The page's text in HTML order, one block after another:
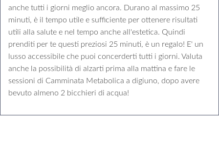
anche tutti i giorni meglio ancora. Durano al massimo 25
minuti, è il tempo utile e sufficiente per ottenere risultati
utili alla salute e nel tempo anche all'estetica. Quindi
prenditi per te questi preziosi 25 minuti, è un regalo! E' un
lusso accessibile che puoi concerderti tutti i giorni. Valuta
anche la possibilità di alzarti prima alla mattina e fare le
sessioni di Camminata Metabolica a digiuno, dopo avere
bevuto almeno 2 bicchieri di acqua!